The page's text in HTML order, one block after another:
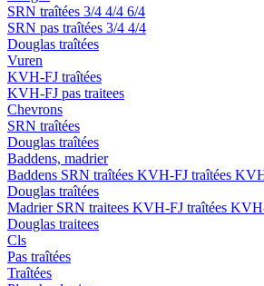
SRN traîtées 3/4 4/4 6/4
SRN pas traîtées 3/4 4/4
Douglas traîtées
Vuren
KVH-FJ traîtées
KVH-FJ pas traitees
Chevrons
SRN traîtées
Douglas traîtées
Baddens, madrier
Baddens SRN traîtées KVH-FJ traîtées
Douglas traîtées
Madrier SRN traitees KVH-FJ traîtées
Douglas traitees
Cls
Pas traîtées
Traîtées